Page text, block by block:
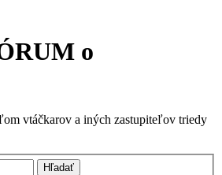
o
vtáčkarov a iných zastupiteľov triedy
Hľadať